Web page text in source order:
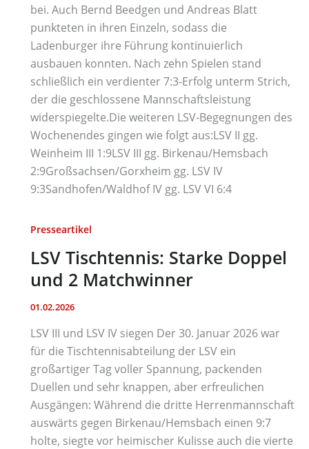
bei. Auch Bernd Beedgen und Andreas Blatt
punkteten in ihren Einzeln, sodass die
Ladenburger ihre Führung kontinuierlich
ausbauen konnten. Nach zehn Spielen stand
schließlich ein verdienter 7:3-Erfolg unterm Strich,
der die geschlossene Mannschaftsleistung
widerspiegelte.Die weiteren LSV-Begegnungen des
Wochenendes gingen wie folgt aus:LSV II gg.
Weinheim III 1:9LSV III gg. Birkenau/Hemsbach
2:9Großsachsen/Gorxheim gg. LSV IV
9:3Sandhofen/Waldhof IV gg. LSV VI 6:4
Presseartikel
LSV Tischtennis: Starke Doppel
und 2 Matchwinner
01.02.2026
LSV III und LSV IV siegen Der 30. Januar 2026 war
für die Tischtennisabteilung der LSV ein
großartiger Tag voller Spannung, packenden
Duellen und sehr knappen, aber erfreulichen
Ausgängen: Während die dritte Herrenmannschaft
auswärts gegen Birkenau/Hemsbach einen 9:7
holte, siegte vor heimischer Kulisse auch die vierte